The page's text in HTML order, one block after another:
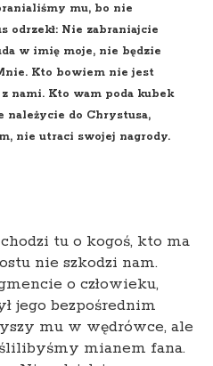
mu, bo nie
odrzekł: Nie zabraniajcie
w imię moje, nie będzie
Kto bowiem nie jest
nami. Kto wam poda kubek
należycie do Chrystusa,
nie utraci swojej nagrody.
tu o kogoś, kto ma
nie szkodzi nam.
o człowieku,
jego bezpośrednim
mu w wędrówce, ale
mianem fana.